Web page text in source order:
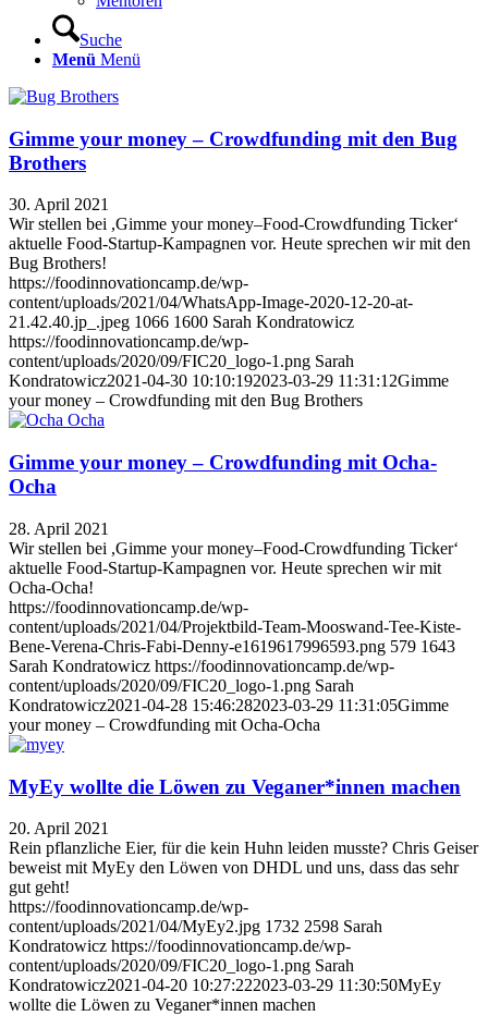
Suche
Menü Menü
Gimme your money – Crowdfunding mit den Bug
Brothers
30. April 2021
Wir stellen bei ,Gimme your money–Food-Crowdfunding Ticker‘
aktuelle Food-Startup-Kampagnen vor. Heute sprechen wir mit den
Bug Brothers!
https://foodinnovationcamp.de/wp-
content/uploads/2021/04/WhatsApp-Image-2020-12-20-at-
21.42.40.jp_.jpeg 1066 1600 Sarah Kondratowicz
https://foodinnovationcamp.de/wp-
content/uploads/2020/09/FIC20_logo-1.png Sarah
Kondratowicz2021-04-30 10:10:192023-03-29 11:31:12Gimme
your money – Crowdfunding mit den Bug Brothers
Gimme your money – Crowdfunding mit Ocha-
Ocha
28. April 2021
Wir stellen bei ,Gimme your money–Food-Crowdfunding Ticker‘
aktuelle Food-Startup-Kampagnen vor. Heute sprechen wir mit
Ocha-Ocha!
https://foodinnovationcamp.de/wp-
content/uploads/2021/04/Projektbild-Team-Mooswand-Tee-Kiste-
Bene-Verena-Chris-Fabi-Denny-e1619617996593.png 579 1643
Sarah Kondratowicz https://foodinnovationcamp.de/wp-
content/uploads/2020/09/FIC20_logo-1.png Sarah
Kondratowicz2021-04-28 15:46:282023-03-29 11:31:05Gimme
your money – Crowdfunding mit Ocha-Ocha
MyEy wollte die Löwen zu Veganer*innen machen
20. April 2021
Rein pflanzliche Eier, für die kein Huhn leiden musste? Chris Geiser
beweist mit MyEy den Löwen von DHDL und uns, dass das sehr
gut geht!
https://foodinnovationcamp.de/wp-
content/uploads/2021/04/MyEy2.jpg 1732 2598 Sarah
Kondratowicz https://foodinnovationcamp.de/wp-
content/uploads/2020/09/FIC20_logo-1.png Sarah
Kondratowicz2021-04-20 10:27:222023-03-29 11:30:50MyEy
wollte die Löwen zu Veganer*innen machen